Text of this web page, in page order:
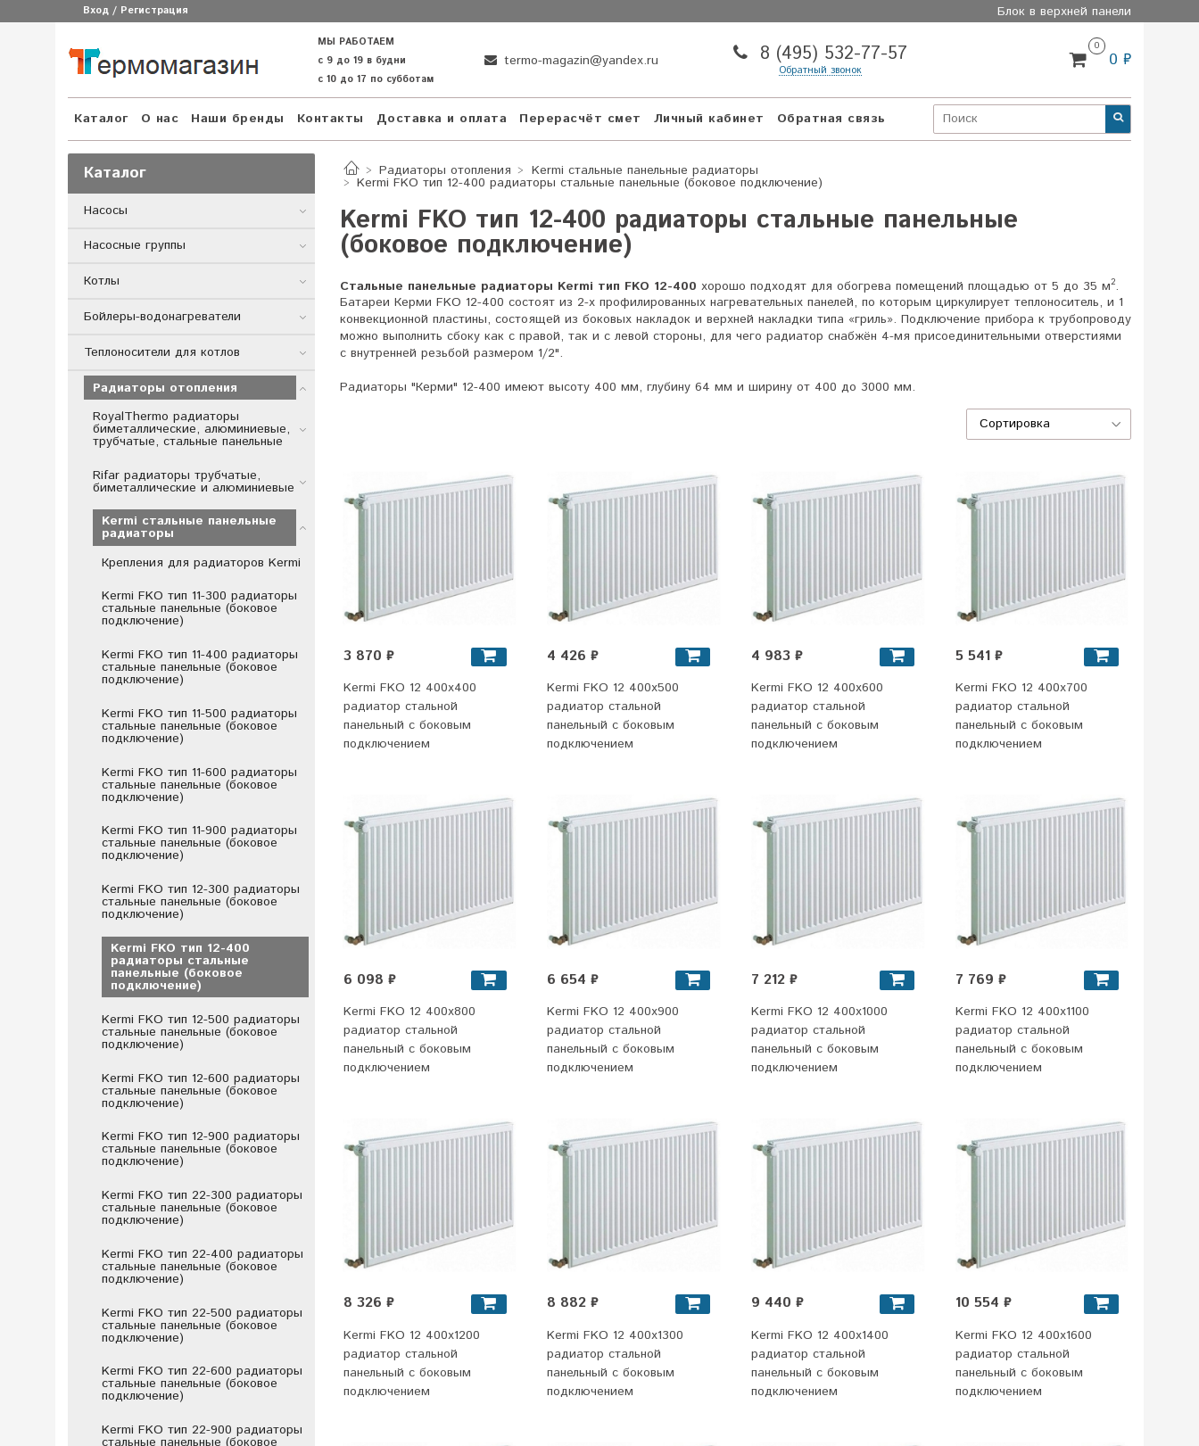
Вход / Регистрация Блок в верхней панели
МЫ РАБОТАЕМ
с 9 до 19 в будни
с 10 до 17 по субботам
termo-magazin@yandex.ru 8 (495) 532-77-57
Обратный звонок
0
0 ₽
Каталог О нас Наши бренды Контакты Доставка и оплата Перерасчёт смет Личный кабинет Обратная связь
Радиаторы отопления Kermi стальные панельные радиаторы
Kermi FKO тип 12-400 радиаторы стальные панельные (боковое подключение)
Kermi FKO тип 12-400 радиаторы стальные панельные
(боковое подключение)
Стальные панельные радиаторы Kermi тип FKO 12-400 хорошо подходят для обогрева помещений площадью от 5 до 35 м2.
Батареи Керми FKO 12-400 состоят из 2-х профилированных нагревательных панелей, по которым циркулирует теплоноситель, и 1
конвекционной пластины, состоящей из боковых накладок и верхней накладки типа «гриль». Подключение прибора к трубопроводу
можно выполнить сбоку как с правой, так и с левой стороны, для чего радиатор снабжён 4-мя присоединительными отверстиями
с внутренней резьбой размером 1/2".
Радиаторы "Керми" 12-400 имеют высоту 400 мм, глубину 64 мм и ширину от 400 до 3000 мм.
3 870 ₽
Kermi FKO 12 400x400
радиатор стальной
панельный с боковым
подключением
4 426 ₽
Kermi FKO 12 400x500
радиатор стальной
панельный с боковым
подключением
4 983 ₽
Kermi FKO 12 400x600
радиатор стальной
панельный с боковым
подключением
5 541 ₽
Kermi FKO 12 400x700
радиатор стальной
панельный с боковым
подключением
6 098 ₽
Kermi FKO 12 400x800
радиатор стальной
панельный с боковым
подключением
6 654 ₽
Kermi FKO 12 400x900
радиатор стальной
панельный с боковым
подключением
7 212 ₽
Kermi FKO 12 400x1000
радиатор стальной
панельный с боковым
подключением
7 769 ₽
Kermi FKO 12 400x1100
радиатор стальной
панельный с боковым
подключением
8 326 ₽
Kermi FKO 12 400x1200
радиатор стальной
панельный с боковым
подключением
8 882 ₽
Kermi FKO 12 400х1300
радиатор стальной
панельный с боковым
подключением
9 440 ₽
Kermi FKO 12 400x1400
радиатор стальной
панельный с боковым
подключением
10 554 ₽
Kermi FKO 12 400x1600
радиатор стальной
панельный с боковым
подключением
Каталог
Насосы
Насосные группы
Котлы
Бойлеры-водонагреватели
Теплоносители для котлов
Радиаторы отопления
RoyalThermo радиаторы
биметаллические, алюминиевые,
трубчатые, стальные панельные
Rifar радиаторы трубчатые,
биметаллические и алюминиевые
Kermi стальные панельные
радиаторы
Крепления для радиаторов Kermi
Kermi FKO тип 11-300 радиаторы
стальные панельные (боковое
подключение)
Kermi FKO тип 11-400 радиаторы
стальные панельные (боковое
подключение)
Kermi FKO тип 11-500 радиаторы
стальные панельные (боковое
подключение)
Kermi FKO тип 11-600 радиаторы
стальные панельные (боковое
подключение)
Kermi FKO тип 11-900 радиаторы
стальные панельные (боковое
подключение)
Kermi FKO тип 12-300 радиаторы
стальные панельные (боковое
подключение)
Kermi FKO тип 12-400
радиаторы стальные
панельные (боковое
подключение)
Kermi FKO тип 12-500 радиаторы
стальные панельные (боковое
подключение)
Kermi FKO тип 12-600 радиаторы
стальные панельные (боковое
подключение)
Kermi FKO тип 12-900 радиаторы
стальные панельные (боковое
подключение)
Kermi FKO тип 22-300 радиаторы
стальные панельные (боковое
подключение)
Kermi FKO тип 22-400 радиаторы
стальные панельные (боковое
подключение)
Kermi FKO тип 22-500 радиаторы
стальные панельные (боковое
подключение)
Kermi FKO тип 22-600 радиаторы
стальные панельные (боковое
подключение)
Kermi FKO тип 22-900 радиаторы